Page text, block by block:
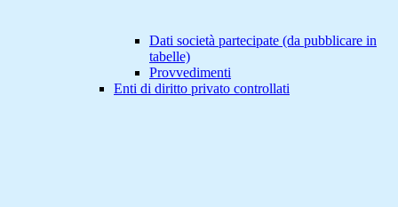
Dati società partecipate (da pubblicare in
tabelle)
Provvedimenti
Enti di diritto privato controllati